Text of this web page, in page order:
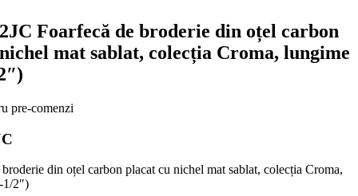
Foarfecă de broderie din oțel carbon
mat sablat, colecția Croma, lungime
pre-comenzi
din oțel carbon placat cu nichel mat sablat, colecția Croma,
2″)